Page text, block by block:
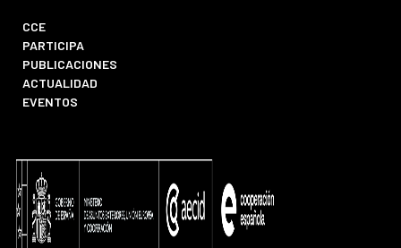
CCE
PARTICIPA
PUBLICACIONES
ACTUALIDAD
EVENTOS